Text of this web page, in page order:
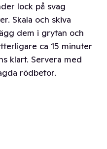
lock på svag
Skala och skiva
dem i grytan och
ca 15 minuter
klart. Servera med
rödbetor.